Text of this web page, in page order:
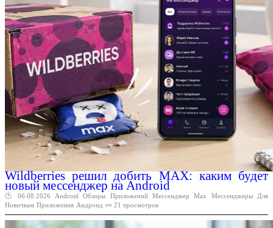
Wildberries решил добить MAX: каким будет
новый мессенджер на Android
🕑 06.08.2026 Android Обзоры Приложений Мессенджер Max Мессенджеры
Для
Новичкам Приложения Андроид 👀 21 просмотров